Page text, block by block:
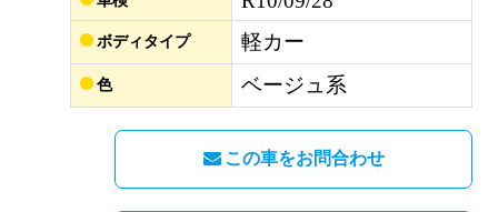
ボディタイプ 軽カー
色 ベージュ系
この車をお問合わせ